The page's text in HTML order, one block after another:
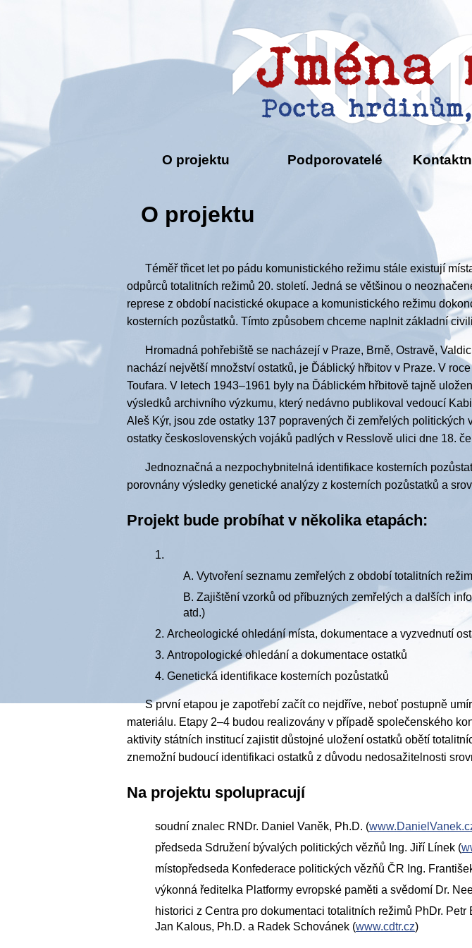
O projektu Podporovatelé
O projektu
Téměř třicet let po pádu komunistického režimu stále existují
odpůrců totalitních režimů 20. století. Jedná se většinou o
represe z období nacistické okupace a komunistického režimu
kosterních pozůstatků. Tímto způsobem chceme naplnit základní
Hromadná pohřebiště se nacházejí v Praze, Brně, Ostravě,
nachází největší množství ostatků, je Ďáblický hřbitov v Praze. V
Toufara. V letech 1943–1961 byly na Ďáblickém hřbitově tajně
výsledků archivního výzkumu, který nedávno publikoval vedoucí
Aleš Kýr, jsou zde ostatky 137 popravených či zemřelých
ostatky československých vojáků padlých v Resslově ulici dne 18.
Jednoznačná a nezpochybnitelná identifikace kosterních
porovnány výsledky genetické analýzy z kosterních pozůstatků a
Projekt bude probíhat v několika etapách:
Vytvoření seznamu zemřelých z období totalitních
Zajištění vzorků od příbuzných zemřelých a dalších
atd.)
Archeologické ohledání místa, dokumentace a vyzvednutí
Antropologické ohledání a dokumentace ostatků
Genetická identifikace kosterních pozůstatků
S první etapou je zapotřebí začít co nejdříve, neboť postupně
materiálu. Etapy 2–4 budou realizovány v případě společenského
aktivity státních institucí zajistit důstojné uložení ostatků obětí
znemožní budoucí identifikaci ostatků z důvodu nedosažitelnosti
Na projektu spolupracují
soudní znalec RNDr. Daniel Vaněk, Ph.D. (
předseda Sdružení bývalých politických vězňů Ing. Jiří Línek (
místopředseda Konfederace politických vězňů ČR Ing.
výkonná ředitelka Platformy evropské paměti a svědomí Dr.
historici z Centra pro dokumentaci totalitních režimů PhDr.
Jan Kalous, Ph.D. a Radek Schovánek (www.cdtr.cz)